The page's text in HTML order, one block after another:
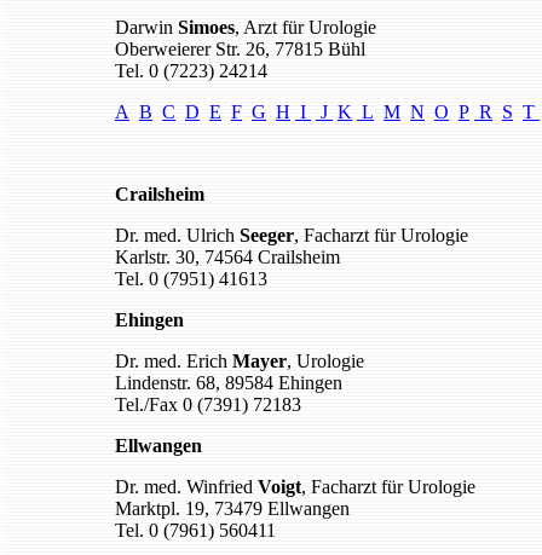
Darwin Simoes, Arzt für Urologie
Oberweierer Str. 26, 77815 Bühl
Tel. 0 (7223) 24214
A B C D E F G H I J K L M N O P R S T
Crailsheim
Dr. med. Ulrich Seeger, Facharzt für Urologie
Karlstr. 30, 74564 Crailsheim
Tel. 0 (7951) 41613
Ehingen
Dr. med. Erich Mayer, Urologie
Lindenstr. 68, 89584 Ehingen
Tel./Fax 0 (7391) 72183
Ellwangen
Dr. med. Winfried Voigt, Facharzt für Urologie
Marktpl. 19, 73479 Ellwangen
Tel. 0 (7961) 560411